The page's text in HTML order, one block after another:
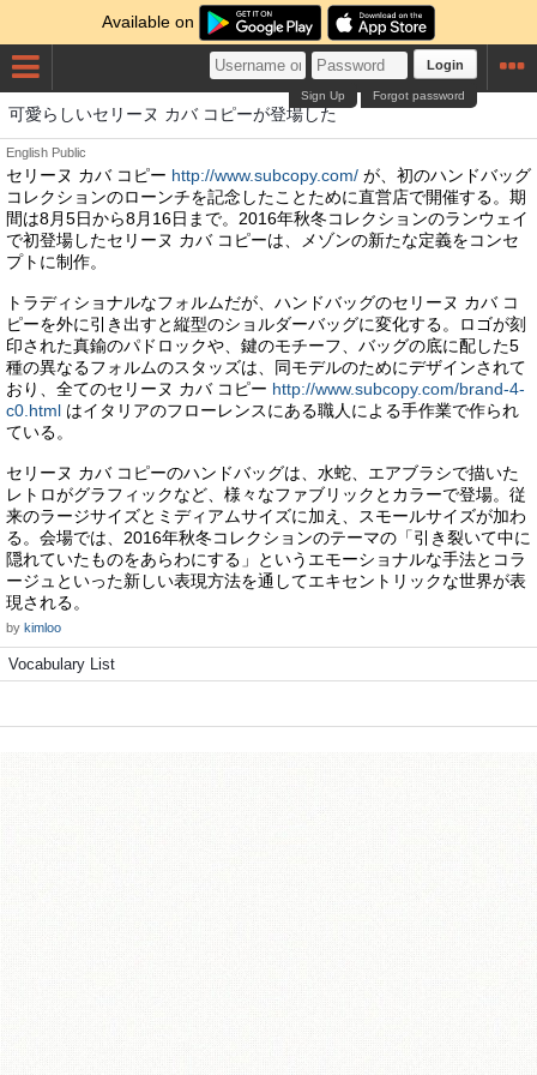
Available on
Login
Forgot password
Sign Up
可愛らしいセリーヌ カバ コピーが登場した
English Public
セリーヌ カバ コピー http://www.subcopy.com/ が、初のハンドバッグ
コレクションのローンチを記念したことために直営店で開催する。期
間は8月5日から8月16日まで。2016年秋冬コレクションのランウェイ
で初登場したセリーヌ カバ コピーは、メゾンの新たな定義をコンセ
プトに制作。
トラディショナルなフォルムだが、ハンドバッグのセリーヌ カバ コ
ピーを外に引き出すと縦型のショルダーバッグに変化する。ロゴが刻
印された真鍮のパドロックや、鍵のモチーフ、バッグの底に配した5
種の異なるフォルムのスタッズは、同モデルのためにデザインされて
おり、全てのセリーヌ カバ コピー http://www.subcopy.com/brand-4-
c0.html はイタリアのフローレンスにある職人による手作業で作られ
ている。
セリーヌ カバ コピーのハンドバッグは、水蛇、エアブラシで描いた
レトロがグラフィックなど、様々なファブリックとカラーで登場。従
来のラージサイズとミディアムサイズに加え、スモールサイズが加わ
る。会場では、2016年秋冬コレクションのテーマの「引き裂いて中に
隠れていたものをあらわにする」というエモーショナルな手法とコラ
ージュといった新しい表現方法を通してエキセントリックな世界が表
現される。
by kimloo
Vocabulary List